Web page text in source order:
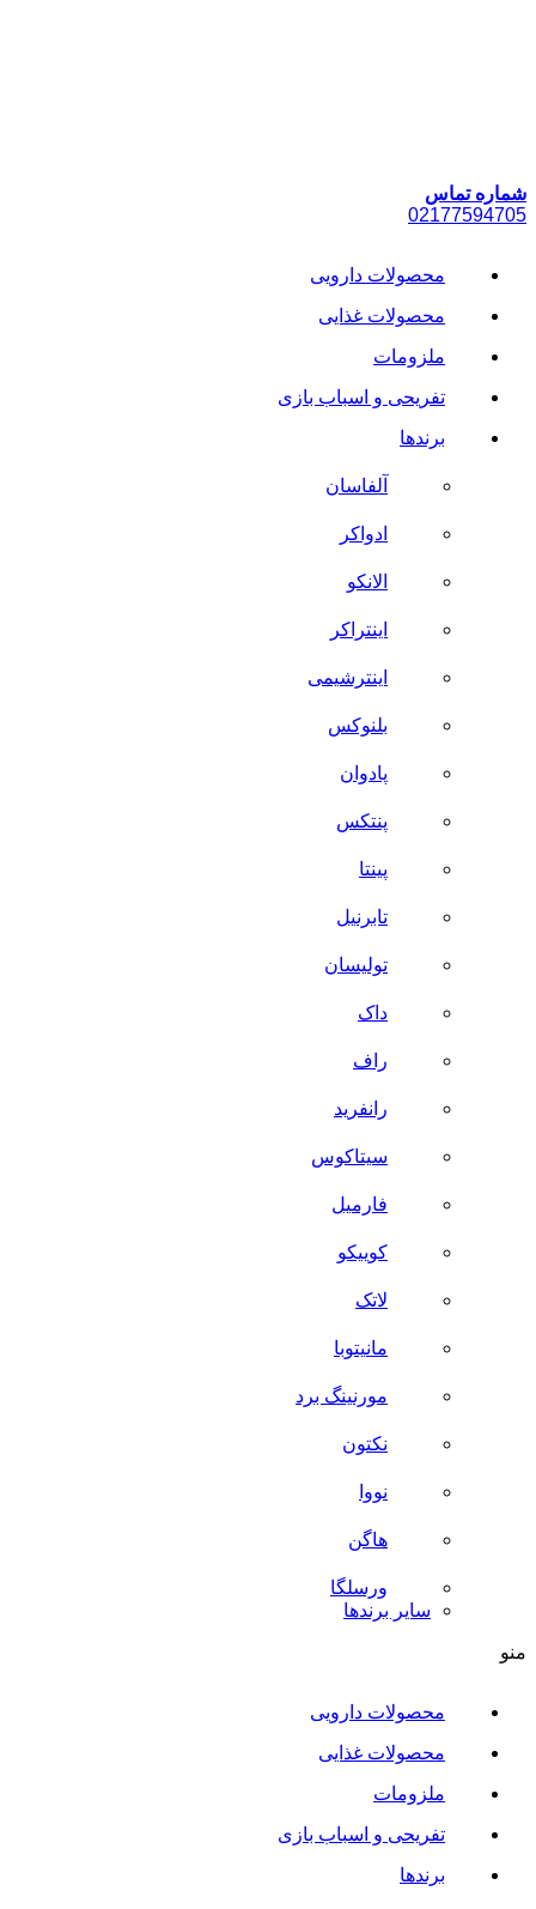
شماره تماس
02177594705
محصولات دارویی
محصولات غذایی
ملزومات
تفریحی و اسباب بازی
برندها
آلفاسان
ادواکر
الانکو
اینتراکر
اینترشیمی
بلنوکس
پادوان
پنتکس
پینتا
تابرنیل
تولیسان
داک
راف
رانفرید
سیتاکوس
فارمیل
کوییکو
لاتک
مانیتوبا
مورنینگ برد
نکتون
نووا
هاگن
ورسلگا
سایر برند‌ها
منو
محصولات دارویی
محصولات غذایی
ملزومات
تفریحی و اسباب بازی
برندها